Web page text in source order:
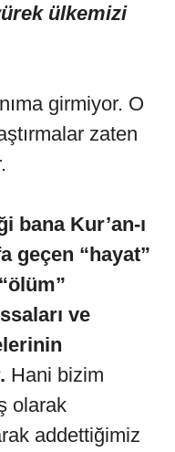
ülkemizi
girmiyor. O
zaten
bana Kur’an-ı
geçen “hayat”
ve
Hani bizim
olarak
addettiğimiz